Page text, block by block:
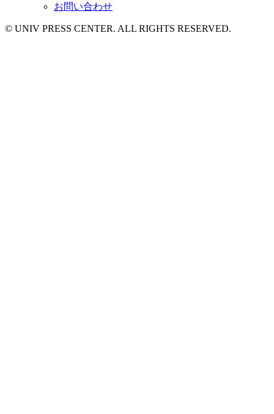
お問い合わせ
© UNIV PRESS CENTER. ALL RIGHTS RESERVED.